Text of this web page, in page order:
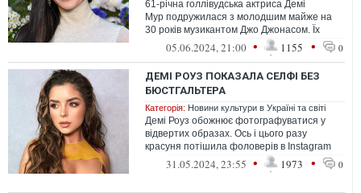
61-річна голлівудська актриса Демі
Мур подружилася з молодшим майже на
30 років музикантом Джо Джонасом. Їх
разом помітили за обідом в готелі Du Cap-
05.06.2024, 21:00 • 1155 • 0
ДЕМІ РОУЗ ПОКАЗАЛА СЕЛФІ БЕЗ
БЮСТГАЛЬТЕРА
Категорія: Новини культури в Україні та світі
Демі Роуз обожнює фотографуватися у
відвертих образах. Ось і цього разу
красуня потішила фоловерів в Instagram
селфі, на якому постала у спокусливому ...
31.05.2024, 23:55 • 1973 • 0